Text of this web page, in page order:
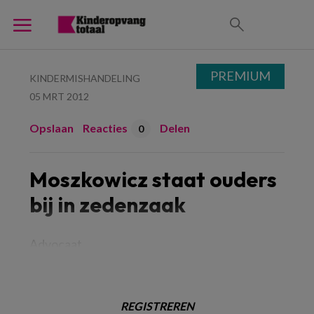
KINDERMISHANDELING
05 MRT 2012
Opslaan Reacties 0 Delen
Moszkowicz staat ouders
bij in zedenzaak
REGISTREREN
PREMIUM